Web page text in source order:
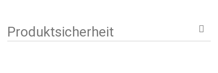
Produktsicherheit